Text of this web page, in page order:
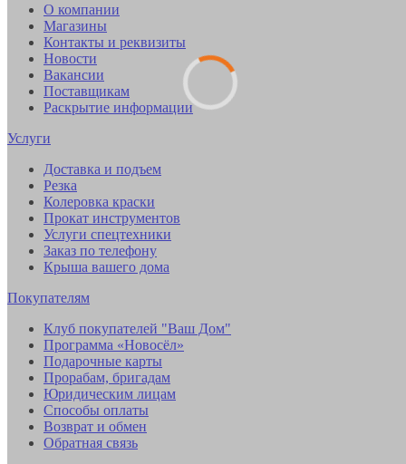
О компании
Магазины
Контакты и реквизиты
Новости
Вакансии
Поставщикам
Раскрытие информации
Услуги
Доставка и подъем
Резка
Колеровка краски
Прокат инструментов
Услуги спецтехники
Заказ по телефону
Крыша вашего дома
Покупателям
Клуб покупателей "Ваш Дом"
Программа «Новосёл»
Подарочные карты
Прорабам, бригадам
Юридическим лицам
Способы оплаты
Возврат и обмен
Обратная связь